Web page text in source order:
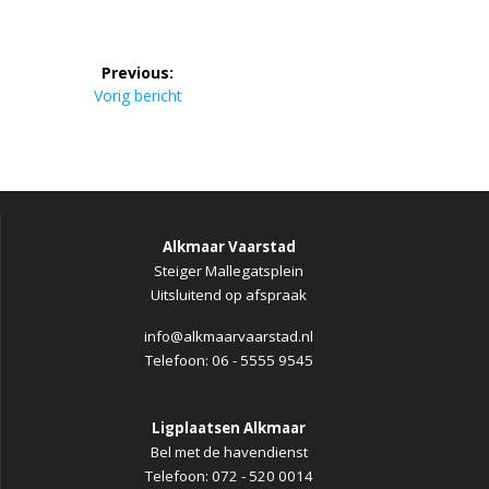
Bericht
navigatie
Previous:
Previous
Vorig bericht
Alkmaar Vaarstad
Steiger Mallegatsplein
Uitsluitend op afspraak
info@alkmaarvaarstad.nl
Telefoon: 06 - 5555 9545
Ligplaatsen Alkmaar
Bel met de havendienst
Telefoon: 072 - 520 0014